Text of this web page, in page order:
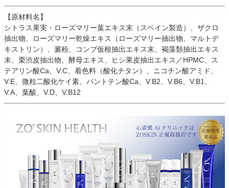
【原材料名】
シトラス果実・ローズマリー葉エキス末（スペイン製造）、ザクロ
抽出物、ローズマリー乾燥エキス（ローズマリー抽出物、マルトデ
キストリン）、澱粉、コンブ仮根抽出エキス末、褐藻類抽出エキス
末、栗渋皮抽出物、酵母エキス、ヒシ果皮抽出エキス／HPMC、ス
テアリン酸Ca、V.C、着色料（酸化チタン）、ニコチン酸アミド、
V.E、微粒二酸化ケイ素、パントテン酸Ca、V.B2、V.B6、V.B1、
V.A、葉酸、V.D、V.B12